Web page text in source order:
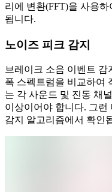
리에 변환(FFT)을 사용
됩니다.
노이즈 피크 감지
브레이크 소음 이벤트
폭 스펙트럼을 비교하여
는 각 사운드 및 진동 채
이상이어야 합니다. 그런
감지 알고리즘에서 확인